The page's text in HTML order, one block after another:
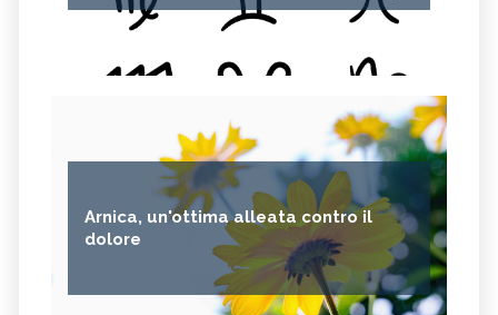
Arnica, un'ottima alleata contro il
dolore